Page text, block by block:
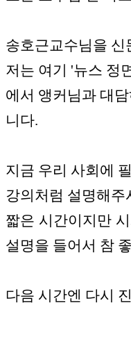
송호근교수님을 신
저는 여기 '뉴스 정
에서 앵커님과 대
니다.
지금 우리 사회에
강의처럼 설명해주
짧은 시간이지만
설명을 들어서 참
다음 시간엔 다시